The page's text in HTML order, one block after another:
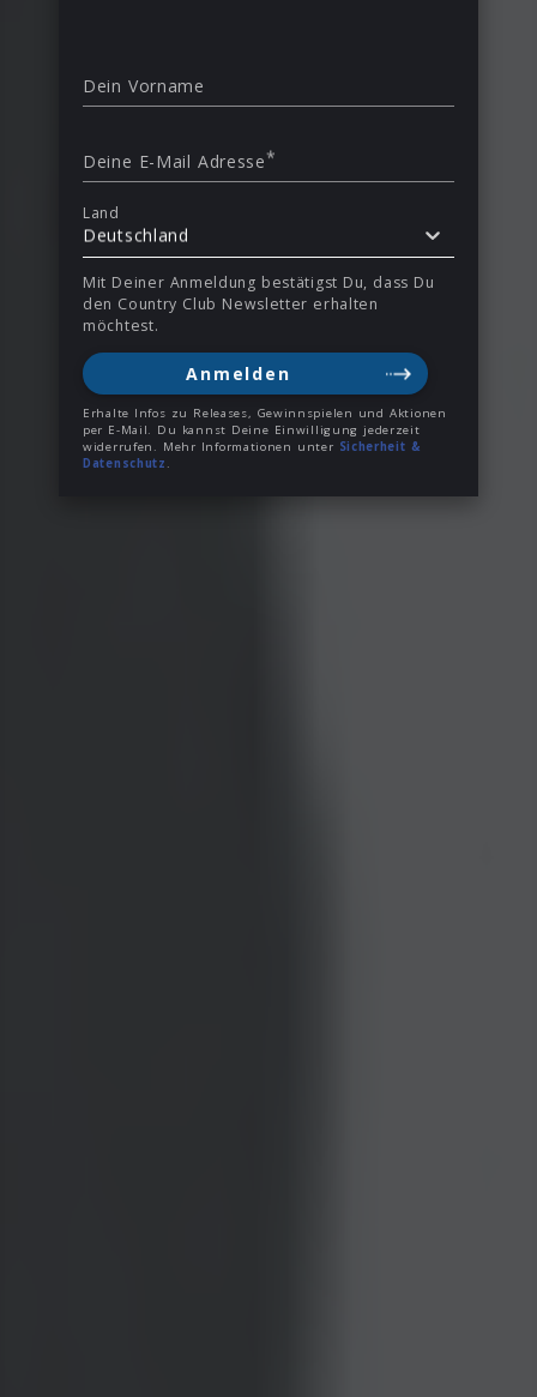
Dein Vorname
Deine E-Mail Adresse*
Land
Deutschland
Mit Deiner Anmeldung bestätigst Du, dass Du
den Country Club Newsletter erhalten
möchtest.
Anmelden
Erhalte Infos zu Releases, Gewinnspielen und Aktionen
per E-Mail. Du kannst Deine Einwilligung jederzeit
widerrufen. Mehr Informationen unter Sicherheit &
Datenschutz .